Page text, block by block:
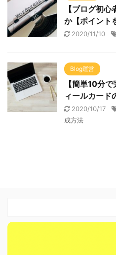
【ブログ初
か【ポイント
2020/11/10
Blog運営
【簡単10分
ィールカード
2020/10/17
成方法